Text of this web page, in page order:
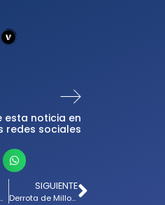
esta noticia en
redes sociales
canterano Brayan Campaz
SIGUIENTE
Derrota de Millonarios ante Alianza FC en Valledupar